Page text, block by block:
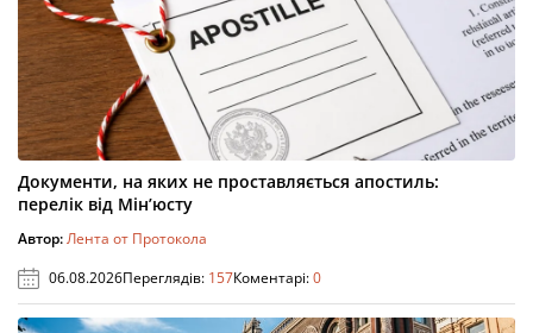
Документи, на яких не проставляється апостиль:
перелік від Мін’юсту
Автор:Лента от Протокола
06.08.2026Переглядів: 157Коментарі:0